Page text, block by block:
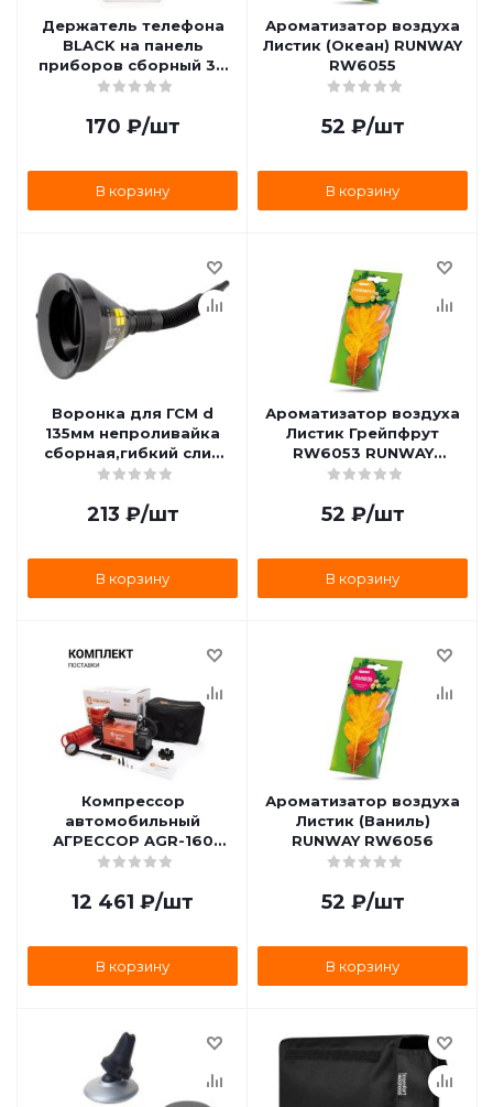
Держатель телефона
BLACK на панель
приборов сборный 3R
3R-1001
170 ₽/шт
В корзину
Ароматизатор воздуха
Листик (Океан) RUNWAY
RW6055
52 ₽/шт
В корзину
Воронка для ГСМ d
135мм непроливайка
сборная,гибкий слив
OKTAN 12016
213 ₽/шт
В корзину
Ароматизатор воздуха
Листик Грейпфрут
RW6053 RUNWAY
RW6053
52 ₽/шт
В корзину
Компрессор
автомобильный
АГРЕССОР AGR-160
160л/мин AUTOPROFI
12 461 ₽/шт
В корзину
Ароматизатор воздуха
Листик (Ваниль)
RUNWAY RW6056
52 ₽/шт
В корзину